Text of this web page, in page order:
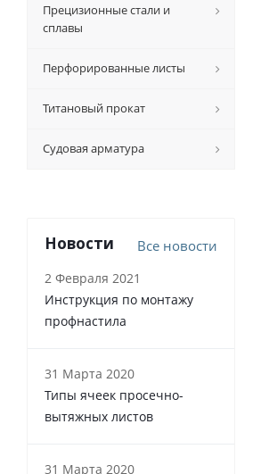
Прецизионные стали и
сплавы
Перфорированные листы
Титановый прокат
Судовая арматура
Новости Все новости
2 Февраля 2021
Инструкция по монтажу
профнастила
31 Марта 2020
Типы ячеек просечно-
вытяжных листов
31 Марта 2020